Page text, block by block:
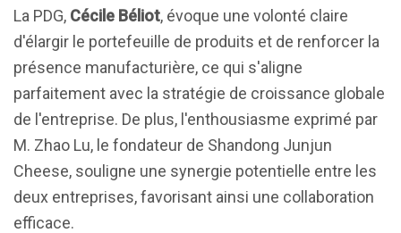
La PDG, Cécile Béliot, évoque une volonté claire
d'élargir le portefeuille de produits et de renforcer la
présence manufacturière, ce qui s'aligne
parfaitement avec la stratégie de croissance globale
de l'entreprise. De plus, l'enthousiasme exprimé par
M. Zhao Lu, le fondateur de Shandong Junjun
Cheese, souligne une synergie potentielle entre les
deux entreprises, favorisant ainsi une collaboration
efficace.